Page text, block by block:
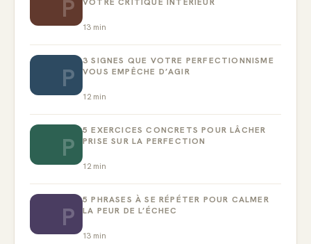
P
VOTRE CRITIQUE INTÉRIEUR
13 min
P
3 SIGNES QUE VOTRE PERFECTIONNISME
VOUS EMPÊCHE D’AGIR
12min
P
5 EXERCICES CONCRETS POUR LÂCHER
PRISE SUR LA PERFECTION
12min
P
5 PHRASES À SE RÉPÉTER POUR CALMER
LA PEUR DE L’ÉCHEC
13 min